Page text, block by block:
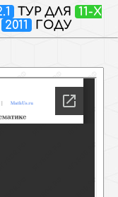
ТУР ДЛЯ 11-Х
2011 ГОДУ